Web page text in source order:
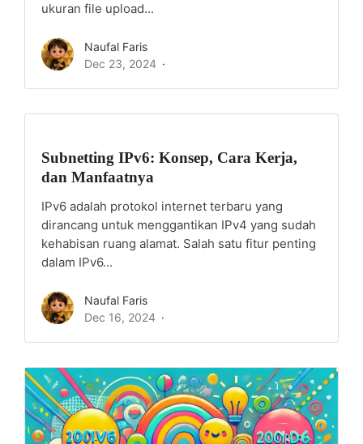
ukuran file upload...
Naufal Faris
Dec 23, 2024
Subnetting IPv6: Konsep, Cara Kerja,
dan Manfaatnya
IPv6 adalah protokol internet terbaru yang
dirancang untuk menggantikan IPv4 yang sudah
kehabisan ruang alamat. Salah satu fitur penting
dalam IPv6...
Naufal Faris
Dec 16, 2024